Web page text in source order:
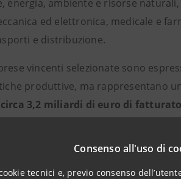
Consenso all'uso di
tecnici e, previo consenso
energia, ambiente e risorse
ed elettronica, medicale e
e distribuzione.
vincenti selezionate sono
produttive, ma rappresentano
3,2 miliardi di euro di
6 anni) e occupato oltre 15.000
su questo campione di